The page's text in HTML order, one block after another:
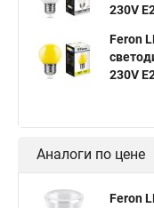
230V
Feron
230V
Аналоги по цене
Feron